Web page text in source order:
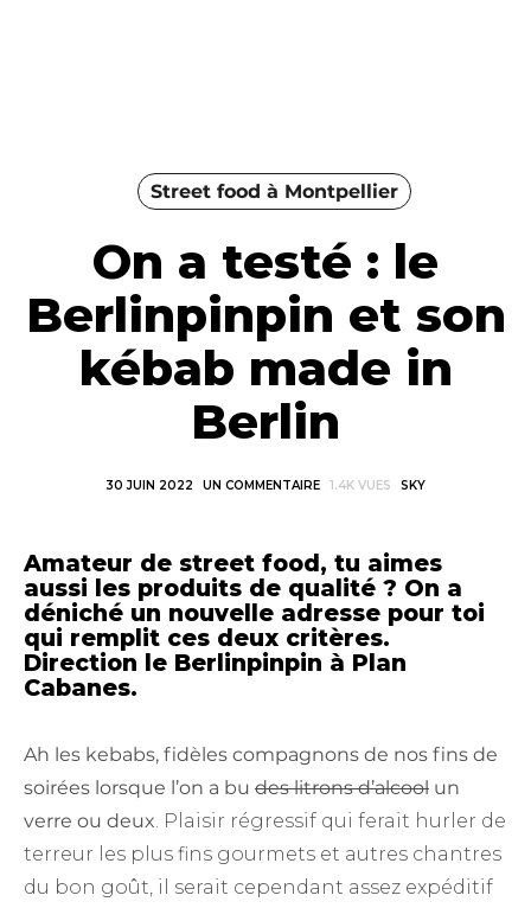
Street food à Montpellier
On a testé : le
Berlinpinpin et son
kébab made in
Berlin
30 JUIN 2022 UN COMMENTAIRE 1.4K VUES SKY
Amateur de street food, tu aimes
aussi les produits de qualité ? On a
déniché un nouvelle adresse pour toi
qui remplit ces deux critères.
Direction le Berlinpinpin à Plan
Cabanes.
Ah les kebabs, fidèles compagnons de nos fins de
soirées lorsque l’on a bu des litrons d’alcool un
verre ou deux. Plaisir régressif qui ferait hurler de
terreur les plus fins gourmets et autres chantres
du bon goût, il serait cependant assez expéditif